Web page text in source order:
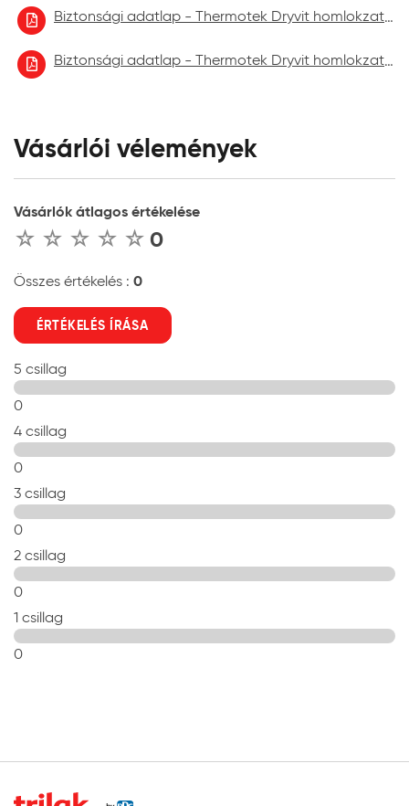
Biztonsági adatlap - Thermotek Dryvit homlokzatfelújító festék 2022.10
Biztonsági adatlap - Thermotek Dryvit homlokzatfelújító festék 2023.06.
Vásárlói vélemények
Vásárlók átlagos értékelése
0
Összes értékelés : 0
ÉRTÉKELÉS ÍRÁSA
5 csillag
0
4 csillag
0
3 csillag
0
2 csillag
0
1 csillag
0